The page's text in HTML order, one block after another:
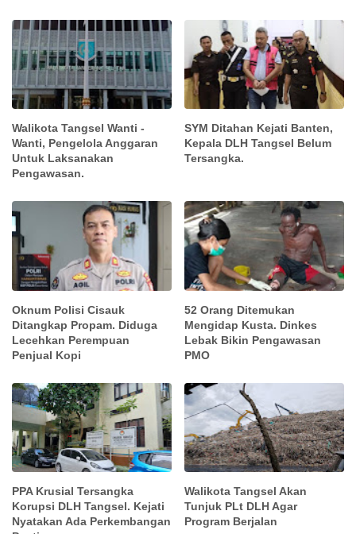
Walikota Tangsel Wanti -
Wanti, Pengelola Anggaran
Untuk Laksanakan
Pengawasan.
SYM Ditahan Kejati Banten,
Kepala DLH Tangsel Belum
Tersangka.
Oknum Polisi Cisauk
Ditangkap Propam. Diduga
Lecehkan Perempuan
Penjual Kopi
52 Orang Ditemukan
Mengidap Kusta. Dinkes
Lebak Bikin Pengawasan
PMO
PPA Krusial Tersangka
Korupsi DLH Tangsel. Kejati
Nyatakan Ada Perkembangan
Walikota Tangsel Akan
Tunjuk PLt DLH Agar
Program Berjalan